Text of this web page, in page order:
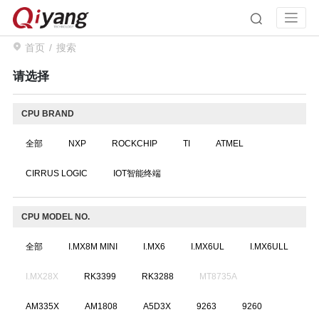
首页 搜索
请选择
CPU BRAND
全部 NXP ROCKCHIP TI ATMEL
CIRRUS LOGIC IOT智能终端
CPU MODEL NO.
全部 I.MX8M MINI I.MX6 I.MX6UL I.MX6ULL
I.MX28X RK3399 RK3288 MT8735A
AM335X AM1808 A5D3X 9263 9260